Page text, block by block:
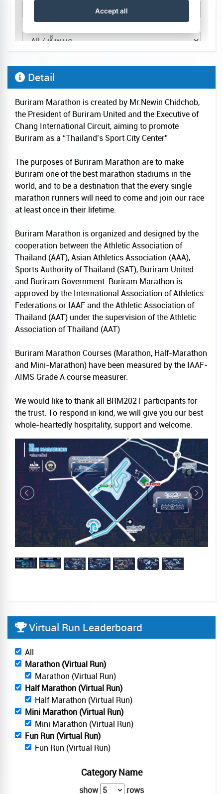
Detail
Buriram Marathon is created by Mr.Newin Chidchob,
the President of Buriram United and the Executive of
Chang International Circuit, aiming to promote
Buriram as a “Thailand’s Sport City Center”
The purposes of Buriram Marathon are to make
Buriram one of the best marathon stadiums in the
world, and to be a destination that the every single
marathon runners will need to come and join our race
at least once in their lifetime.
Buriram Marathon is organized and designed by the
cooperation between the Athletic Association of
Thailand (AAT), Asian Athletics Association (AAA),
Sports Authority of Thailand (SAT), Buriram United
and Buriram Government. Buriram Marathon is
approved by the International Association of Athletics
Federations or IAAF and the Athletic Association of
Thailand (AAT) under the supervision of the Athletic
Association of Thailand (AAT)
Buriram Marathon Courses (Marathon, Half-Marathon
and Mini-Marathon) have been measured by the IAAF-
AIMS Grade A course measurer.
We would like to thank all BRM2021 participants for
the trust. To respond in kind, we will give you our best
whole-heartedly hospitality, support and welcome.
Virtual Run Leaderboard
All
Marathon (Virtual Run)
Marathon (Virtual Run)
Half Marathon (Virtual Run)
Half Marathon (Virtual Run)
Mini Marathon (Virtual Run)
Mini Marathon (Virtual Run)
Fun Run (Virtual Run)
Fun Run (Virtual Run)
Category Name
show rows